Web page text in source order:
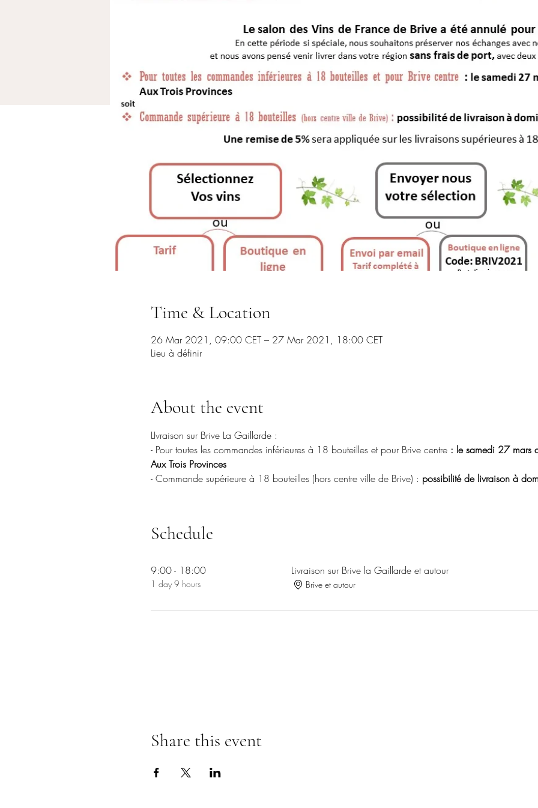
Time & Location
26 Mar 2021, 09:00 CET – 27 Mar 2021, 18:00 CET
Lieu à définir
About the event
LIvraison sur Brive La Gaillarde :
- Pour toutes les commandes inférieures à 18 bouteilles et pour Brive centre : le samedi 27 mars
Aux Trois Provinces
- Commande supérieure à 18 bouteilles (hors centre ville de Brive) : possibilité de livraison à
Schedule
9:00 - 18:00
1 day 9 hours
Livraison sur Brive la Gaillarde et autour
Brive et autour
Share this event